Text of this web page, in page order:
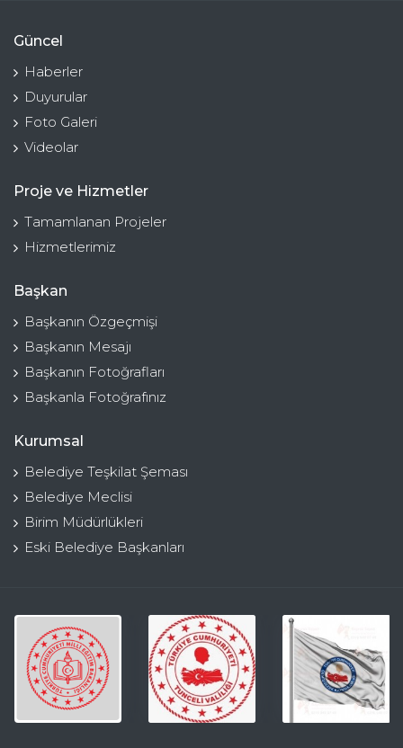
Güncel
Haberler
Duyurular
Foto Galeri
Videolar
Proje ve Hizmetler
Tamamlanan Projeler
Hizmetlerimiz
Başkan
Başkanın Özgeçmişi
Başkanın Mesajı
Başkanın Fotoğrafları
Başkanla Fotoğrafınız
Kurumsal
Belediye Teşkilat Şeması
Belediye Meclisi
Birim Müdürlükleri
Eski Belediye Başkanları